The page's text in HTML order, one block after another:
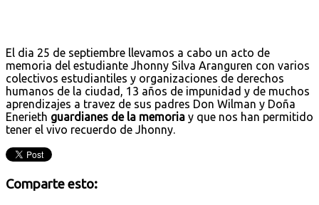
El dia 25 de septiembre llevamos a cabo un acto de
memoria del estudiante Jhonny Silva Aranguren con varios
colectivos estudiantiles y organizaciones de derechos
humanos de la ciudad, 13 años de impunidad y de muchos
aprendizajes a travez de sus padres Don Wilman y Doña
Enerieth guardianes de la memoria y que nos han permitido
tener el vivo recuerdo de Jhonny.
Comparte esto: